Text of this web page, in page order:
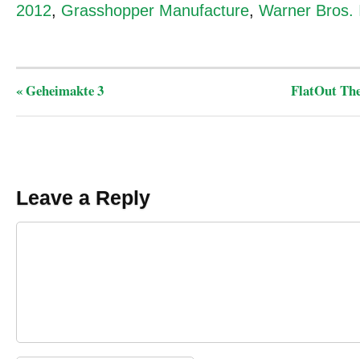
2012, Grasshopper Manufacture, Warner Bros.
«Geheimakte 3 FlatOut
Leave a Reply